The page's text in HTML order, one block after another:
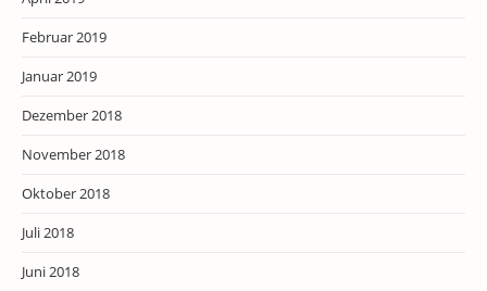
Februar 2019
Januar 2019
Dezember 2018
November 2018
Oktober 2018
Juli 2018
Juni 2018